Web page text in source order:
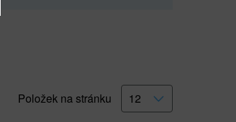
Položek na stránku